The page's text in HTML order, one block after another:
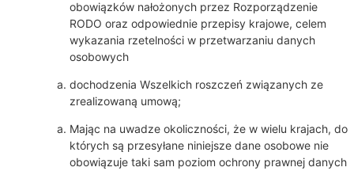
obowiązków nałożonych przez Rozporządzenie
RODO oraz odpowiednie przepisy krajowe, celem
wykazania rzetelności w przetwarzaniu danych
osobowych
dochodzenia Wszelkich roszczeń związanych ze
zrealizowaną umową;
Mając na uwadze okoliczności, że w wielu krajach, do
których są przesyłane niniejsze dane osobowe nie
obowiązuje taki sam poziom ochrony prawnej danych